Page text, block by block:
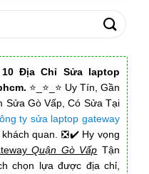
Địa Chỉ Sửa laptop
⭐_⭐_⭐ Uy Tín, Gần
Gò Vấp, Có Sửa Tại
ty sửa laptop gateway
khách quan. ❎✔️ Hy vọng
Quận Gò Vấp Tận
chọn lựa được địa chỉ,